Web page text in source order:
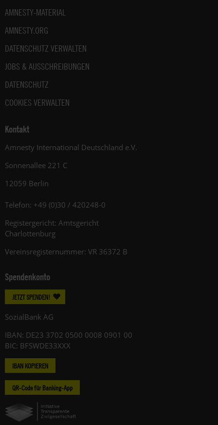
AMNESTY-MATERIAL
AMNESTY.ORG
DATENSCHUTZ VERWALTEN
JOBS & AUSSCHREIBUNGEN
DATENSCHUTZ
COOKIES VERWALTEN
Kontakt
Amnesty International Deutschland e.V.
Sonnenallee 221 C
12059 Berlin
Telefon: +49 (0)30 / 420248-0
Registergericht: Amtsgericht
Charlottenburg
Vereinsregisternummer: VR 36372 B
Spendenkonto
JETZT SPENDEN!
SozialBank AG
IBAN: DE23 3702 0500 0008 0901 00
BIC: BFSWDE33XXX
IBAN KOPIEREN
QR-Code für Banking-App